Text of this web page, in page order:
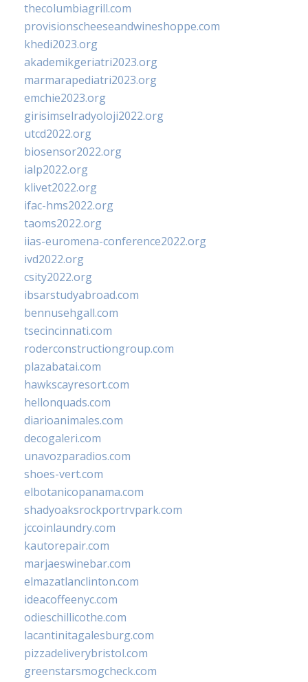
thecolumbiagrill.com
provisionscheeseandwineshoppe.com
khedi2023.org
akademikgeriatri2023.org
marmarapediatri2023.org
emchie2023.org
girisimselradyoloji2022.org
utcd2022.org
biosensor2022.org
ialp2022.org
klivet2022.org
ifac-hms2022.org
taoms2022.org
iias-euromena-conference2022.org
ivd2022.org
csity2022.org
ibsarstudyabroad.com
bennusehgall.com
tsecincinnati.com
roderconstructiongroup.com
plazabatai.com
hawkscayresort.com
hellonquads.com
diarioanimales.com
decogaleri.com
unavozparadios.com
shoes-vert.com
elbotanicopanama.com
shadyoaksrockportrvpark.com
jccoinlaundry.com
kautorepair.com
marjaeswinebar.com
elmazatlanclinton.com
ideacoffeenyc.com
odieschillicothe.com
lacantinitagalesburg.com
pizzadeliverybristol.com
greenstarsmogcheck.com